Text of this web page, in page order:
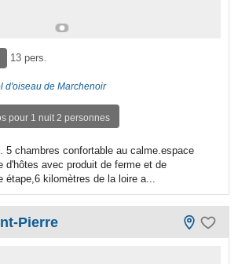
13 pers.
d'oiseau de Marchenoir
pour 1 nuit 2 personnes
5 chambres confortable au calme.espace
d'hôtes avec produit de ferme et de
étape,6 kilomètres de la loire a...
Pierre